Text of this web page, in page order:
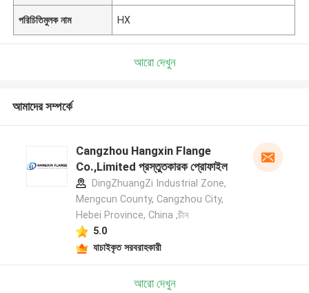
পরিচিতিমুলক নাম HX
আরো দেখুন
আমাদের সম্পর্কে
Cangzhou Hangxin Flange
Co.,Limited প্রস্তুতকারক প্রোফাইল
DingZhuangZi Industrial Zone,
Mengcun County, Cangzhou City,
Hebei Province, China ,চীন
5.0
যাচাইকৃত সরবরাহকারী
আরো দেখুন